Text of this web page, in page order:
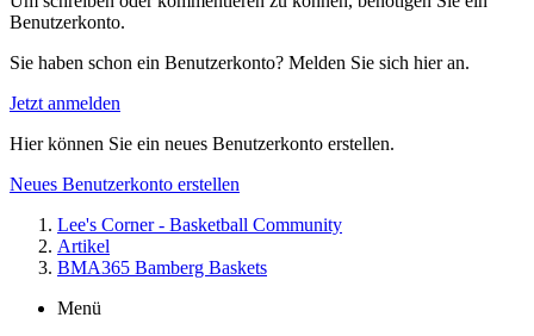
Benutzerkonto.
Sie haben schon ein Benutzerkonto? Melden Sie sich hier an.
Jetzt anmelden
Hier können Sie ein neues Benutzerkonto erstellen.
Neues Benutzerkonto erstellen
Lee's Corner - Basketball Community
Artikel
BMA365 Bamberg Baskets
Menü